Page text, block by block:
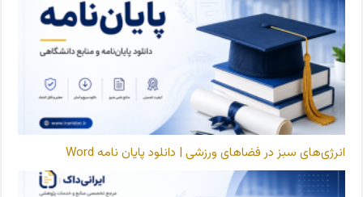
انرژی‌های سبز در فضاهای ورزشی | دانلود پایان نامه Word